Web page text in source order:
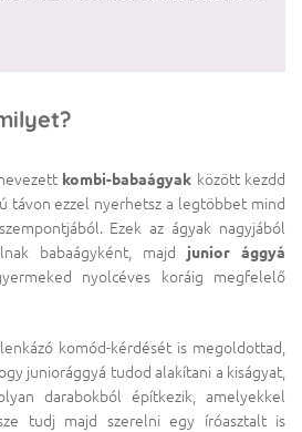
kombi-babaágyak között kezdd
távon ezzel nyerhetsz a legtöbbet mind
Ezek az ágyak nagyjából
babaágyként, majd junior ággyá
nyolcéves koráig megfelelő
komód-kérdését is megoldottad,
juniorággyá tudod alakítani a kiságyat,
darabokból építkezik, amelyekkel
tudj majd szerelni egy íróasztalt is